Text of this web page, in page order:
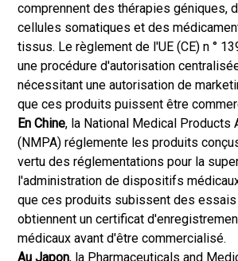
comprennent des thérapies géniques,
cellules somatiques et des
tissus. Le règlement de l'UE (CE) n °
une procédure d'autorisation
nécessitant une autorisation de
que ces produits puissent être
En Chine, la National Medical Products
(NMPA) réglemente les produits
vertu des réglementations pour la
l'administration de dispositifs
que ces produits subissent des
obtiennent un certificat
médicaux avant d'être commercialisé.
Au Japon, la Pharmaceuticals and